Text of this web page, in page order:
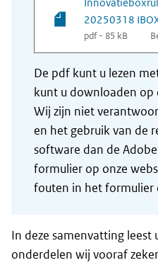
20250318
pdf - 85 kB
De pdf kunt u lezen
kunt u downloaden op
Wij zijn niet
en het gebruik van de
software dan de
formulier op onze
fouten in het formulier
In deze samenvatting leest
onderdelen wij vooraf